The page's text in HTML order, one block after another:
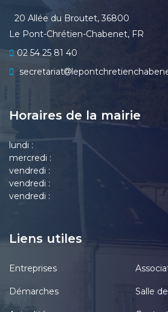
20 Allée du Broutet, 36800
Le Pont-Chrétien-Chabenet, FR
02 54 25 81 40
secretariat
Horaires de la mairie
lundi :
mercredi :
vendredi :
vendredi :
vendredi :
Liens utiles
Entreprises
Démarches Salle